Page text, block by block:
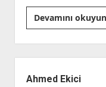
Devamını okuyun
Menü
Ahmed Ekici